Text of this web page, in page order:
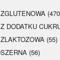
DODATKU
(55)
(56)